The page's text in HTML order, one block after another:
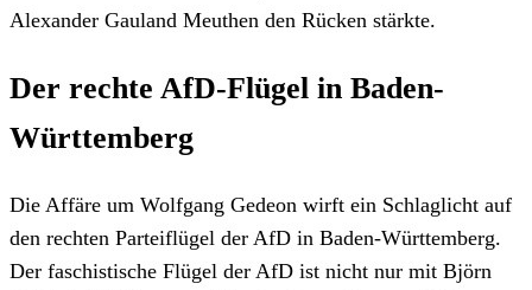
Alexander Gauland Meuthen den Rücken stärkte.
Der rechte AfD-Flügel in Baden-
Württemberg
Die Affäre um Wolfgang Gedeon wirft ein Schlaglicht auf
den rechten Parteiflügel der AfD in Baden-Württemberg.
Der faschistische Flügel der AfD ist nicht nur mit Björn